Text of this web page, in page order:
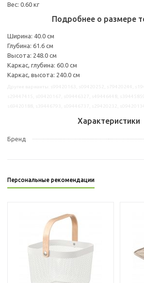
Вес: 0.60 кг
Подробнее о размере
Ширина: 40.0 см
Глубина: 61.6 см
Высота: 248.0 см
Каркас, глубина: 60.0 см
Каркас, высота: 240.0 см
Характеристики
Бренд
Персональные рекомендации